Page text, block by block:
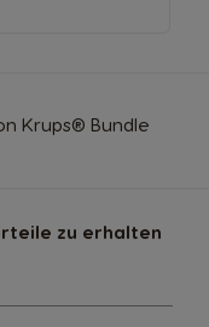
zu erhalten
Krups® Bundle